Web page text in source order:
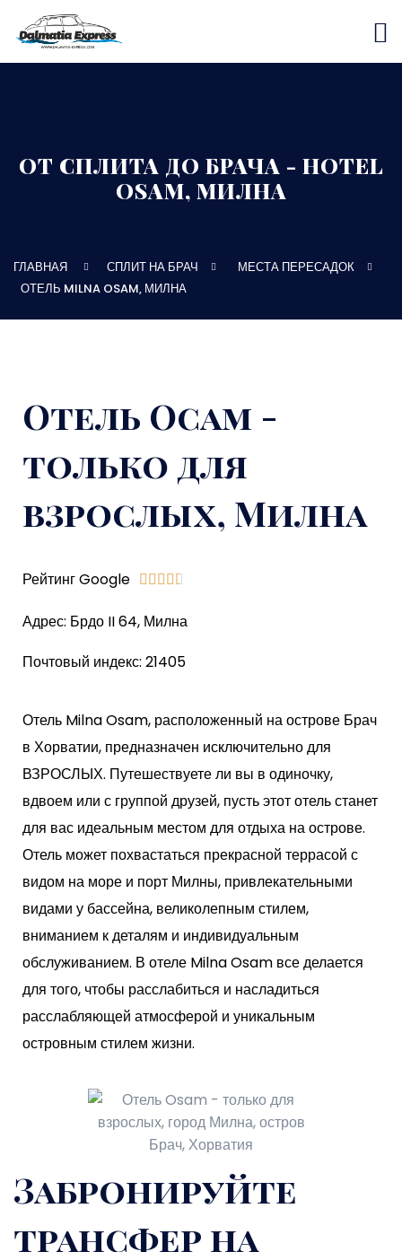
ОТ СПЛИТА ДО БРАЧА - HOTEL
OSAM, МИЛНА
ГЛАВНАЯ СПЛИТ НА БРАЧ
МЕСТА ПЕРЕСАДОК
ОТЕЛЬ MILNA OSAM, МИЛНА
Отель Осам -
только для
взрослых, Милна
Рейтинг Google     
Адрес: Брдо II 64, Милна
Почтовый индекс: 21405
Отель Milna Osam, расположенный на острове Брач
в Хорватии, предназначен исключительно для
ВЗРОСЛЫХ. Путешествуете ли вы в одиночку,
вдвоем или с группой друзей, пусть этот отель станет
для вас идеальным местом для отдыха на острове.
Отель может похвастаться прекрасной террасой с
видом на море и порт Милны, привлекательными
видами у бассейна, великолепным стилем,
вниманием к деталям и индивидуальным
обслуживанием. В отеле Milna Osam все делается
для того, чтобы расслабиться и насладиться
расслабляющей атмосферой и уникальным
островным стилем жизни.
Забронируйте
трансфер на